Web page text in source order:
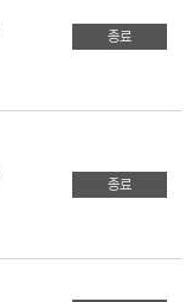
종료
종료